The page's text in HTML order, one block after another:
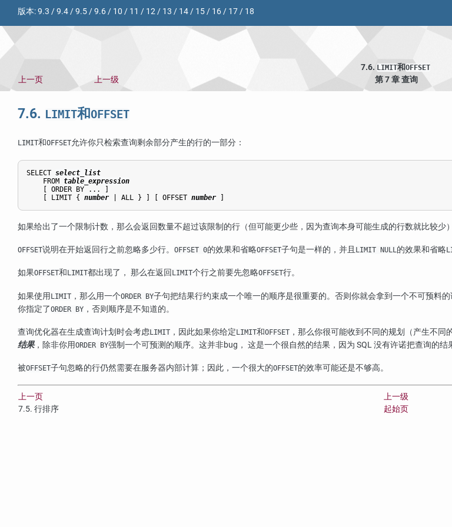
版本:9.3 /9.4/9.5/9.6/ 10 / 11 / 12/ 13 / 14/ 15/ 16/ 17/ 18
7.6. LIMIT和OFFSET
上一页 上一级 第 7 章 查询
7.6. LIMIT和OFFSET
LIMIT和OFFSET允许你只检索查询剩余部分产生的行的一部分：
SELECT select_list
    FROM
table_expression
    [
ORDER BY ...
]
    [
LIMIT { number | ALL } ] [ OFFSET number
如果给出了一个限制计数，那么会返回数量不超过该限制的行（但可能更少些，因为查询本身可能生成的行数就比较少）
OFFSET说明在开始返回行之前忽略多少行。 OFFSET 0的效果和省略OFFSET子句是一样的，并且 LIMIT NULL的效果和省略
如果OFFSET和 LIMIT都出现了， 那么在返回 LIMIT个行之前要先忽略OFFSET行。
如果使用 LIMIT ，那么用一个ORDER BY子句把结果行约束成一个唯一的顺序是很重要的。否则你就会拿到一个不可预料
你指定了ORDER BY ，否则顺序是不知道的。
查询优化器在生成查询计划时会考虑LIMIT ，因此如果你给定LIMIT和OFFSET ，那么你很可能收到不同的规划（产生不同
结果，除非你用ORDER BY强制一个可预测的顺序。这并非bug， 这是一个很自然的结果，因为 SQL 没有许诺把查询的
被OFFSET子句忽略的行仍然需要在服务器内部计算；因此，一个很大的OFFSET的效率可能还是不够高。
上一页 上一级
7.5. 行排序
起始页